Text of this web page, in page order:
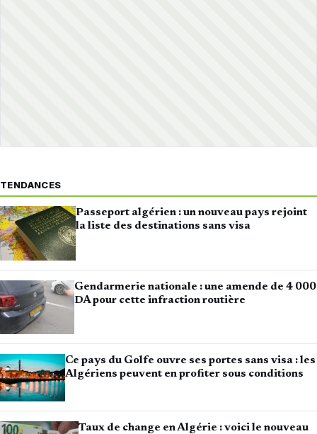
TENDANCES
Passeport algérien : un nouveau pays rejoint
la liste des destinations sans visa
Gendarmerie nationale : une amende de 4 000
DA pour cette infraction routière
Ce pays du Golfe ouvre ses portes sans visa : les
Algériens peuvent en profiter sous conditions
Taux de change en Algérie : voici le nouveau